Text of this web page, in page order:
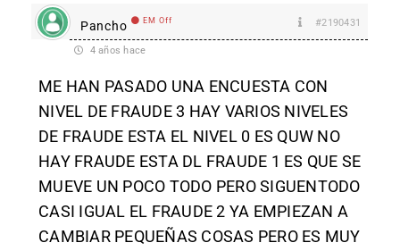
Pancho EM Off #2190431
4 años hace
ME HAN PASADO UNA ENCUESTA CON
NIVEL DE FRAUDE 3 HAY VARIOS NIVELES
DE FRAUDE ESTA EL NIVEL 0 ES QUW NO
HAY FRAUDE ESTA DL FRAUDE 1 ES QUE SE
MUEVE UN POCO TODO PERO SIGUENTODO
CASI IGUAL EL FRAUDE 2 YA EMPIEZAN A
CAMBIAR PEQUEÑAS COSAS PERO ES MUY